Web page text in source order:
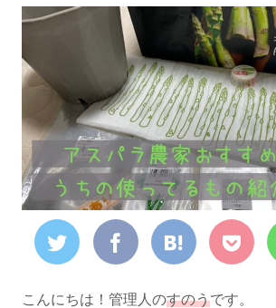
こんにちは！管理人のすのうです。